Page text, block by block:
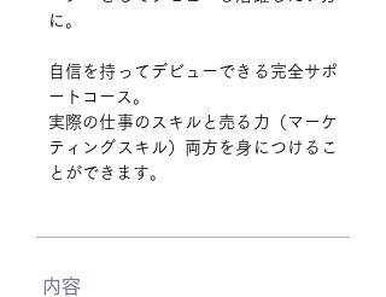
に。
自信を持ってデビューできる完全サポ
ートコース。
実際の仕事のスキルと売る力（マーケ
ティングスキル）両方を身につけるこ
とができます。
内容